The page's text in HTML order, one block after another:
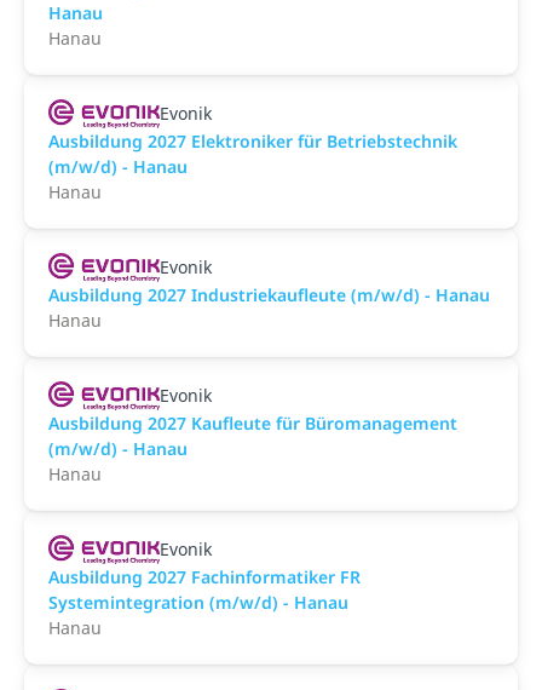
Hanau
Hanau
Evonik
Ausbildung 2027 Elektroniker für Betriebstechnik
(m/w/d) - Hanau
Hanau
Evonik
Ausbildung 2027 Industriekaufleute (m/w/d) - Hanau
Hanau
Evonik
Ausbildung 2027 Kaufleute für Büromanagement
(m/w/d) - Hanau
Hanau
Evonik
Ausbildung 2027 Fachinformatiker FR
Systemintegration (m/w/d) - Hanau
Hanau